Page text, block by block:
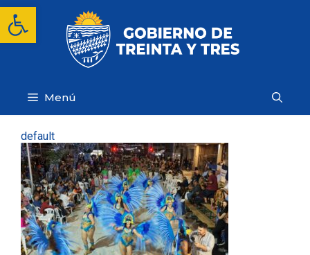
Abrir barra de herramientas
Saltar
contenido
Menú
default